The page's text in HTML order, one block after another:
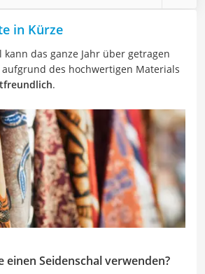
in Kürze
kann das ganze Jahr über getragen
des hochwertigen Materials
.
einen Seidenschal verwenden?